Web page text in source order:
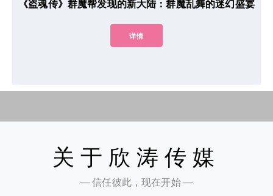
《盗魂传》群魔帮发现的新大陆：群魔乱舞的迷幻盛宴
详情
关于欣涛传媒
— 信任彼此，现在开始 —